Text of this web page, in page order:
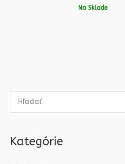
Kategórie
Na Sklade